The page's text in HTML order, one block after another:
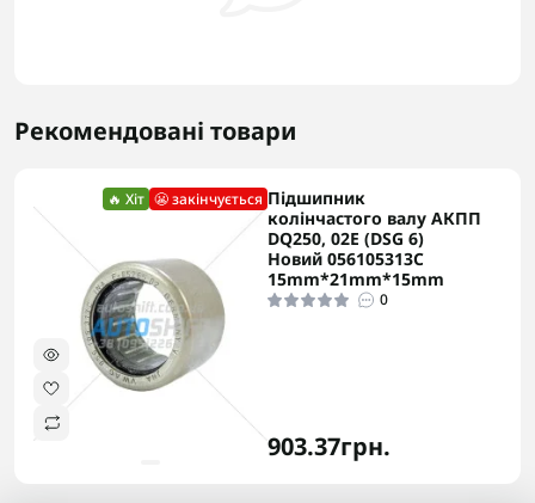
Рекомендовані товари
🔥 Хіт 😬 закінчується Підшипник
колінчастого валу АКПП
DQ250, 02E (DSG 6)
Новий 056105313C
15mm*21mm*15mm
0
903.37грн.